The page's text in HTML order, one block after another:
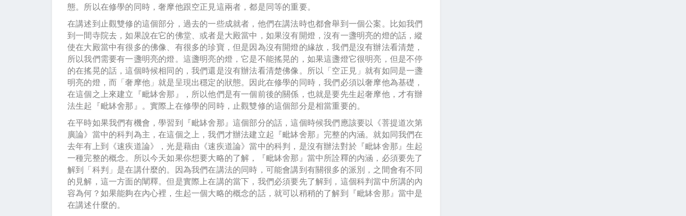
態。所以在修學的同時，奢摩他跟空正見這兩者，都是同等的重要。
在講述到止觀雙修的這個部分，過去的一些成就者，他們在講法時也都會舉到一個公案。比如我們
到一間寺院去，如果說在它的佛堂、或者是大殿當中，如果沒有開燈，沒有一盞明亮的燈的話，縱
使在大殿當中有很多的佛像、有很多的珍寶，但是因為沒有開燈的緣故，我們是沒有辦法看清楚，
所以我們需要有一盞明亮的燈。這盞明亮的燈，它是不能搖晃的，如果這盞燈它很明亮，但是不停
的在搖晃的話，這個時候相同的，我們還是沒有辦法看清楚佛像。所以「空正見」就有如同是一盞
明亮的燈，而「奢摩他」就是呈現出穩定的狀態。因此在修學的同時，我們必須以奢摩他為基礎，
在這個之上來建立『毗缽舍那』，所以他們是有一個前後的關係，也就是要先生起奢摩他，才有辦
法生起『毗缽舍那』。實際上在修學的同時，止觀雙修的這個部分是相當重要的。
在平時如果我們有機會，學習到『毗缽舍那』這個部分的話，這個時候我們應該要以《菩提道次第
廣論》當中的科判為主，在這個之上，我們才辦法建立起『毗缽舍那』完整的內涵。就如同我們在
去年有上到《速疾道論》，光是藉由《速疾道論》當中的科判，是沒有辦法對於『毗缽舍那』生起
一種完整的概念。所以今天如果你想要大略的了解，『毗缽舍那』當中所詮釋的內涵，必須要先了
解到「科判」是在講什麼的。因為我們在講法的同時，可能會講到有關很多的派別，之間會有不同
的見解，這一方面的闡釋。但是實際上在講的當下，我們必須要先了解到，這個科判當中所講的內
容為何？如果能夠在內心裡，生起一個大略的概念的話，就可以稍稍的了解到『毗缽舍那』當中是
在講述什麼的。